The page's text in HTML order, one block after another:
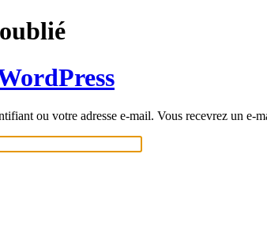
ou votre adresse e-mail. Vous recevrez un e-